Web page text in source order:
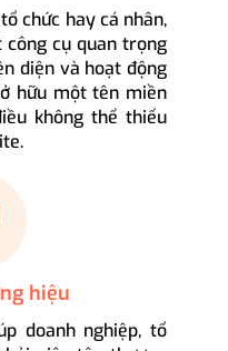
chức hay cá nhân,
cụ quan trọng
diện và hoạt động
hữu một tên miền
không thể thiếu
hiệu
doanh nghiệp, tổ